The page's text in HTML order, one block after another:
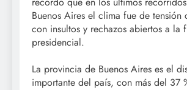
Buenos Aires el clima fue de tensión
con insultos y rechazos abiertos a la
presidencial.
La provincia de Buenos Aires es el
importante del país, con más del 37